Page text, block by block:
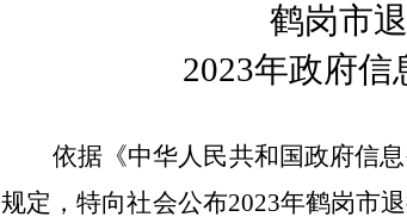
鹤岗市
2023年政府信
依据《中华人民共和国政府信
规定，特向社会公布2023年鹤岗市